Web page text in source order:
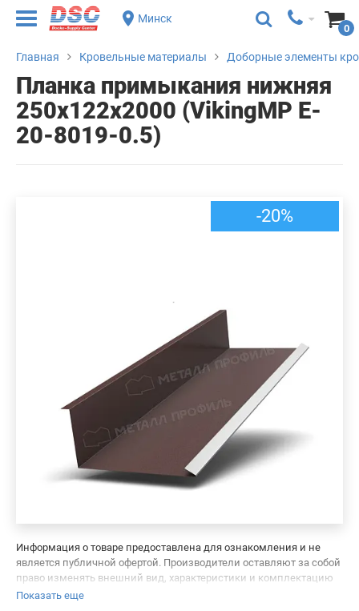
Минск
0
Главная Кровельные материалы Доборные элементы
Планка примыкания нижняя
250х122х2000 (VikingMP E-
20-8019-0.5)
-20%
Информация о товаре предоставлена для ознакомления и не
является публичной офертой. Производители оставляют за собой
право изменять внешний вид, характеристики и комплектацию
товара, предварительно не уведомляя продавцов и потребителей.
Показать еще